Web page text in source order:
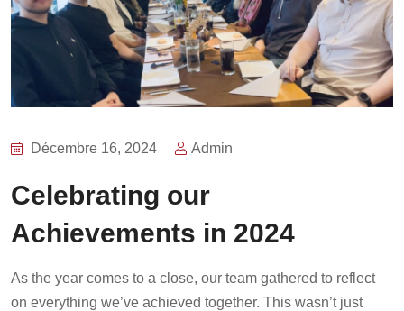
Décembre 16, 2024 Admin
Celebrating our
Achievements in 2024
As the year comes to a close, our team gathered to reflect
on everything we’ve achieved together. This wasn’t just